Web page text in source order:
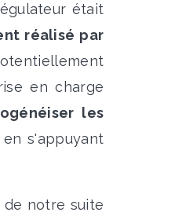
était
réalisé par
en charge
les
en s'appuyant
de notre suite